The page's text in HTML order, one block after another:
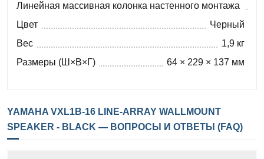
Линейная массивная колонка настенного монтажа
Цвет
Черный
Вес
1,9 кг
Размеры (Ш×В×Г)
64 × 229 × 137 мм
YAMAHA VXL1B-16 LINE-ARRAY WALLMOUNT
SPEAKER - BLACK — ВОПРОСЫ И ОТВЕТЫ (FAQ)